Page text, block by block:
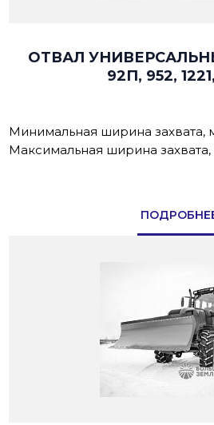
ОТВАЛ
92П, 952,
Минимальная ширина захвата,
Максимальная ширина